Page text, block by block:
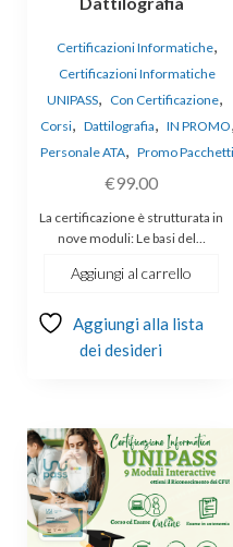
Certificazioni Informatiche,
Certificazioni Informatiche
UNIPASS, Con Certificazione,
Corsi, Dattilografia, IN PROMO,
Personale ATA, Promo Pacchetti
€99.00
La certificazione è strutturata in
nove moduli: Le basi del…
Aggiungi al carrello
Aggiungi alla lista
dei desideri